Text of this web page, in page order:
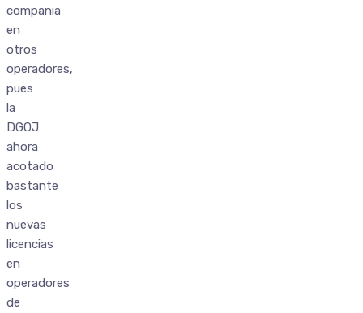
compania
en
otros
operadores,
pues
la
DGOJ
ahora
acotado
bastante
los
nuevas
licencias
en
operadores
de